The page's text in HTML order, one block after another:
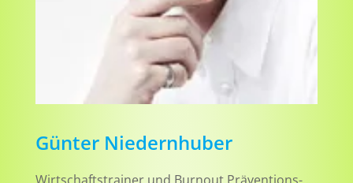
Günter Niedernhuber